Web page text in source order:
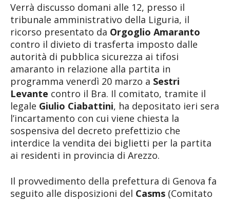
Verrà discusso domani alle 12, presso il
tribunale amministrativo della Liguria, il
ricorso presentato da Orgoglio Amaranto
contro il divieto di trasferta imposto dalle
autorità di pubblica sicurezza ai tifosi
amaranto in relazione alla partita in
programma venerdì 20 marzo a Sestri
Levante contro il Bra. Il comitato, tramite il
legale Giulio Ciabattini, ha depositato ieri sera
l’incartamento con cui viene chiesta la
sospensiva del decreto prefettizio che
interdice la vendita dei biglietti per la partita
ai residenti in provincia di Arezzo.
Il provvedimento della prefettura di Genova fa
seguito alle disposizioni del Casms (Comitato